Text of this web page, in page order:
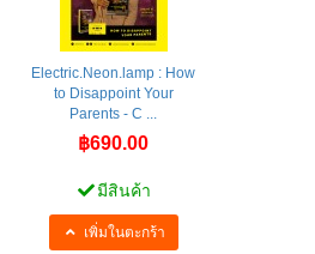
Electric.Neon.lamp : How
to Disappoint Your
Parents - C ...
฿690.00
มีสินค้า
เพิ่มในตะกร้า